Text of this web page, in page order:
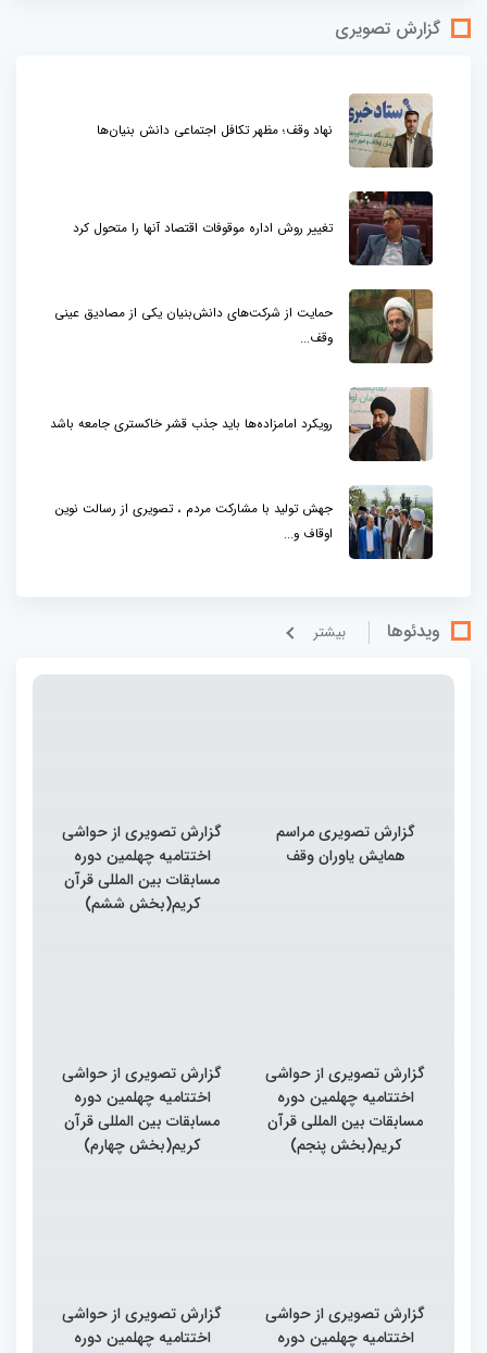
گزارش تصویری
نهاد وقف؛ مظهر تکافل اجتماعی دانش بنیان‌ها
تغییر روش اداره موقوفات اقتصاد آنها را متحول کرد
حمایت از شرکت‌های دانش‌بنیان یکی از مصادیق عینی
وقف...
رویکرد امامزاده‌ها باید جذب قشر خاکستری جامعه باشد
جهش تولید با مشارکت مردم ، تصویری از رسالت نوین
اوقاف و...
ویدئوها بيشتر
گزارش تصویری مراسم
همایش یاوران وقف
گزارش تصویری از حواشی
اختتامیه چهلمین دوره
مسابقات بین المللی قرآن
کریم(بخش ششم)
گزارش تصویری از حواشی
اختتامیه چهلمین دوره
مسابقات بین المللی قرآن
کریم(بخش پنجم)
گزارش تصویری از حواشی
اختتامیه چهلمین دوره
مسابقات بین المللی قرآن
کریم(بخش چهارم)
گزارش تصویری از حواشی
اختتامیه چهلمین دوره
گزارش تصویری از حواشی
اختتامیه چهلمین دوره